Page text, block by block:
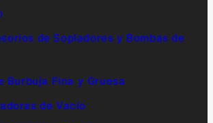
de Sopladores y Bombas de
Burbuja Fina y Gruesa
de Vacío